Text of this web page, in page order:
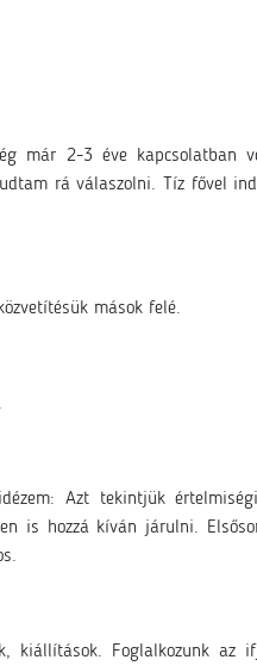
már 2-3 éve kapcsolatban
rá válaszolni. Tíz fővel
mások felé.
Azt tekintjük
is hozzá kíván járulni.
kiállítások. Foglalkozunk